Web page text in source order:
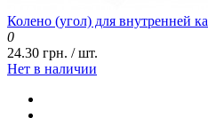
Колено (угол) для внутренней
0
24.30 грн. / шт.
Нет в наличии